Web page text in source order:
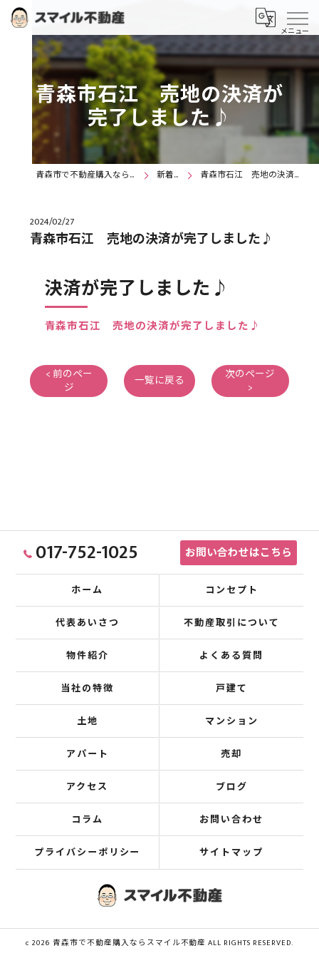
青森市石江 売地の決済が
完了しました♪
青森市で不動産購入ならスマイル不動産 新着情報 青森市石江 売地の決済が完了しました♪
青森市石江 売地の決済が完了しました♪
2024/02/27
決済が完了しました♪
青森市石江 売地の決済が完了しました♪
< 前のペー
ジ
一覧に戻る
次のページ
>
017-752-1025 お問い合わせはこちら
ホーム コンセプト
代表あいさつ 不動産取引について
物件紹介 よくある質問
当社の特徴 戸建て
土地 マンション
アパート 売却
アクセス ブログ
コラム お問い合わせ
プライバシーポリシー サイトマップ
c 2026 青森市で不動産購入ならスマイル不動産 ALL RIGHTS RESERVED.